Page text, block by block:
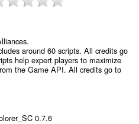
around 60 scripts. All credits go
help expert players to maximize
the Game API. All credits go to
0.7.6